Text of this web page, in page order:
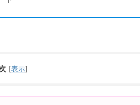
[表示]